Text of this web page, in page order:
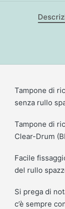
Tampone di
senza rullo
Tampone di
Clear-Drum
Facile
del rullo
Si prega di
c’è sempre